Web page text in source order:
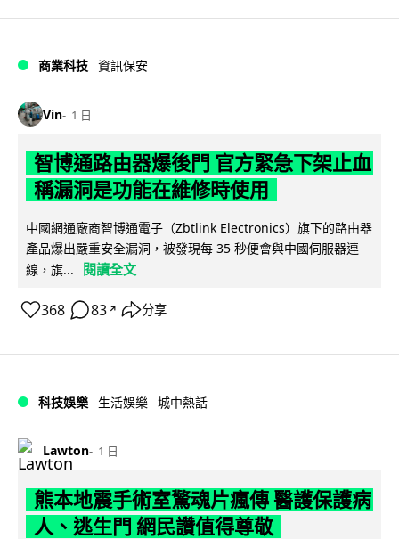
商業科技 資訊保安
Vin 1 日
智博通路由器爆後門 官方緊急下架止血
稱漏洞是功能在維修時使用
中國網通廠商智博通電子（Zbtlink Electronics）旗下的路由器
產品爆出嚴重安全漏洞，被發現每 35 秒便會與中國伺服器連
線，旗...
閱讀全文
368 83 ↗ 分享
科技娛樂 生活娛樂 城中熱話
Lawton 1 日
熊本地震手術室驚魂片瘋傳 醫護保護病
人、逃生門 網民讚值得尊敬